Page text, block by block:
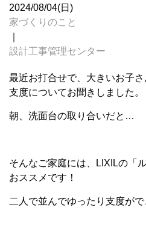
2024/08/04(日)
家づくりのこと
設計工事管理センター
最近お打合せで、大きいお子
支度についてお聞きしました。
朝、洗面台の取り合いだと…
そんなご家庭には、LIXILの「
おススメです！
二人で並んでゆったり支度が